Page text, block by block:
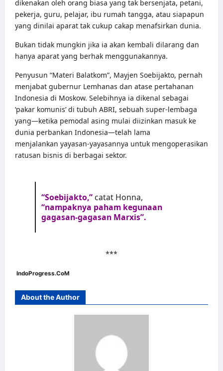
dikenakan oleh orang biasa yang tak bersenjata, petani,
pekerja, guru, pelajar, ibu rumah tangga, atau siapapun
yang dinilai aparat tak cukup cakap menafsirkan dunia.
Bukan tidak mungkin jika ia akan kembali dilarang dan
hanya aparat yang berhak menggunakannya.
Penyusun “Materi Balatkom”, Mayjen Soebijakto, pernah
menjabat gubernur Lemhanas dan atase pertahanan
Indonesia di Moskow. Selebihnya ia dikenal sebagai
‘pakar komunis’ di tubuh ABRI, sebuah super-lembaga
yang—ketika pemodal asing mulai diizinkan masuk ke
dunia perbankan Indonesia—telah lama
menjalankan yayasan-yayasannya untuk mengoperasikan
ratusan bisnis di berbagai sektor.
“Soebijakto,”catat Honna,
“nampaknya paham kegunaan
gagasan-gagasan Marxis”.
***
IndoProgress.CoM
About the Author